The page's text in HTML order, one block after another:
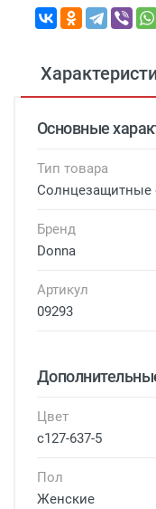
Основные
Тип товара
Солнцезащитные
Бренд
Donna
Артикул
09293
Цвет
c127-637-5
Пол
Женские